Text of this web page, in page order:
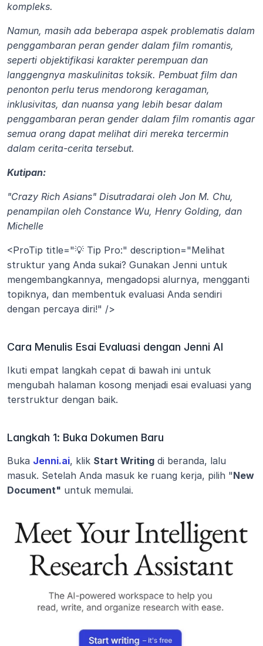
kompleks.
Namun, masih ada beberapa aspek problematis dalam
penggambaran peran gender dalam film romantis,
seperti objektifikasi karakter perempuan dan
langgengnya maskulinitas toksik. Pembuat film dan
penonton perlu terus mendorong keragaman,
inklusivitas, dan nuansa yang lebih besar dalam
penggambaran peran gender dalam film romantis agar
semua orang dapat melihat diri mereka tercermin
dalam cerita-cerita tersebut.
Kutipan:
"Crazy Rich Asians" Disutradarai oleh Jon M. Chu,
penampilan oleh Constance Wu, Henry Golding, dan
Michelle
<ProTip title="💡 Tip Pro:" description="Melihat
struktur yang Anda sukai? Gunakan Jenni untuk
mengembangkannya, mengadopsi alurnya, mengganti
topiknya, dan membentuk evaluasi Anda sendiri
dengan percaya diri!" />
Cara Menulis Esai Evaluasi dengan Jenni AI
Ikuti empat langkah cepat di bawah ini untuk
mengubah halaman kosong menjadi esai evaluasi yang
terstruktur dengan baik.
Langkah 1: Buka Dokumen Baru
Buka Jenni.ai, klik Start Writing di beranda, lalu
masuk. Setelah Anda masuk ke ruang kerja, pilih "New
Document" untuk memulai.